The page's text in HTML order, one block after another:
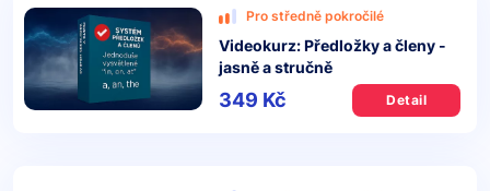
Pro středně pokročilé
Videokurz: Předložky a členy -
jasně a stručně
349 Kč Detail